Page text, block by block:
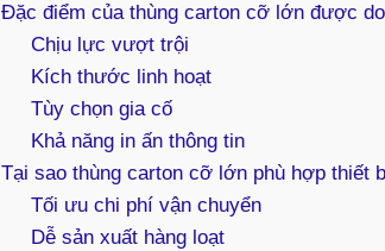
Đặc điểm của thùng carton cỡ lớn được
Chịu lực vượt trội
Kích thước linh hoạt
Tùy chọn gia cố
Khả năng in ấn thông tin
Tại sao thùng carton cỡ lớn phù hợp thiết
Tối ưu chi phí vận chuyển
Dễ sản xuất hàng loạt